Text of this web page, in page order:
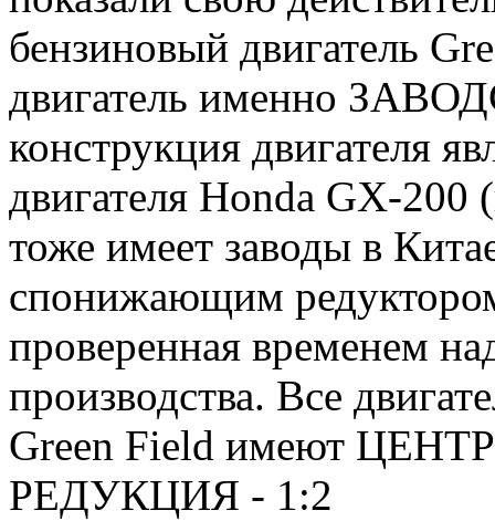
бензиновый двигатель
двигатель именно
конструкция двигателя
двигателя Honda GX-200
тоже имеет заводы в
cпонижающим
проверенная временем
производства. Все
Green Field имеют
РЕДУКЦИЯ - 1:2